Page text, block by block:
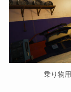
乗り物